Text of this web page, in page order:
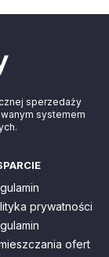
sperzedaży
systemem
prywatności
ofert